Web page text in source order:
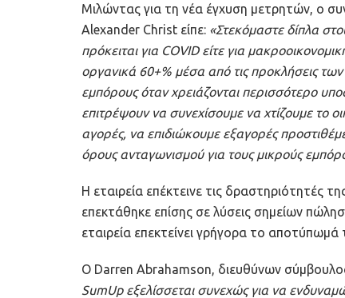
Μιλώντας για τη νέα έγχυση μετρητών, ο
Alexander Christ είπε: «Στεκόμαστε δίπλα
πρόκειται για COVID είτε για
οργανικά 60+% μέσα από τις προκλήσεις των
εμπόρους όταν χρειάζονται περισσότερο
επιτρέψουν να συνεχίσουμε να χτίζουμε το
αγορές, να επιδιώκουμε εξαγορές
όρους ανταγωνισμού για τους μικρούς
Η εταιρεία επέκτεινε τις δραστηριότητές
επεκτάθηκε επίσης σε λύσεις σημείων
εταιρεία επεκτείνει γρήγορα το αποτύπωμά
Ο Darren Abrahamson, διευθύνων
SumUp εξελίσσεται συνεχώς για να